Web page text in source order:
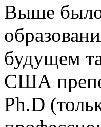
Выше было
будущем
США
Ph.D